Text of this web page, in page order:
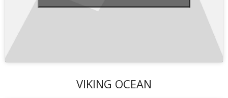
VIKING OCEAN